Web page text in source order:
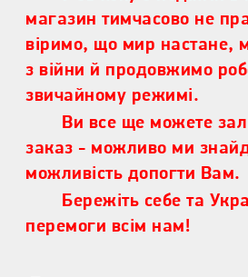
магазин тимчасово не
віримо, що мир настане,
з війни й продовжимо
звичайному режимі.
Ви все ще можете
заказ - можливо ми
можливість допогти Вам.
Бережіть себе та
перемоги всім нам!